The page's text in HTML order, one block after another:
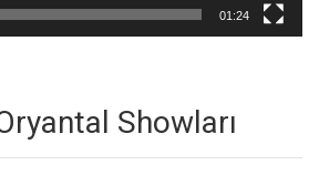
01:24
Showları